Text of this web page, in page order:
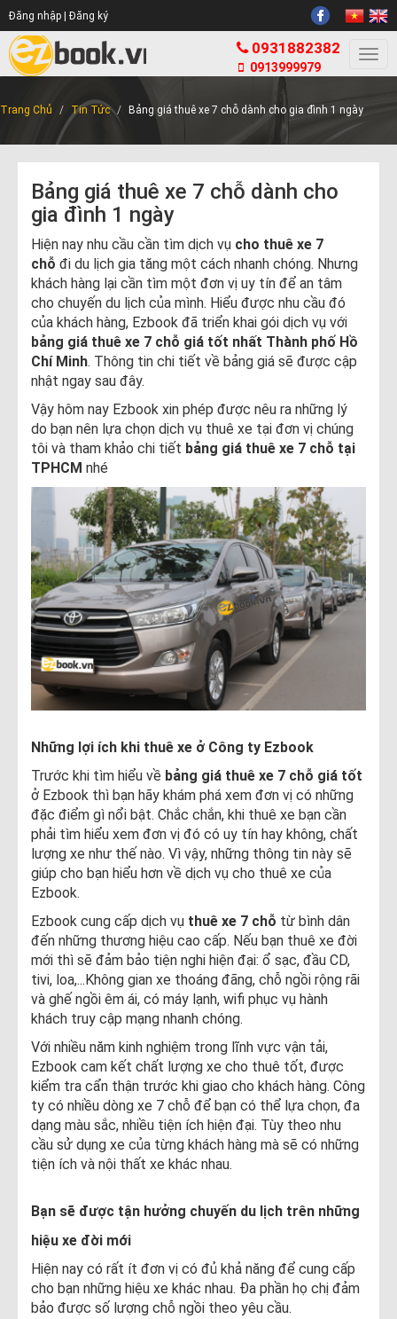
Đăng nhập | Đăng ký
0931882382
0913999979
Trang Chủ Tin Tức Bảng giá thuê xe 7 chỗ dành cho gia đình 1 ngày
Bảng giá thuê xe 7 chỗ dành cho
gia đình 1 ngày
Hiện nay nhu cầu cần tìm dịch vụ cho thuê xe 7
chỗ đi du lịch gia tăng một cách nhanh chóng. Nhưng
khách hàng lại cần tìm một đơn vị uy tín để an tâm
cho chuyến du lịch của mình. Hiểu được nhu cầu đó
của khách hàng, Ezbook đã triển khai gói dịch vụ với
bảng giá thuê xe 7 chỗ giá tốt nhất Thành phố Hồ
Chí Minh. Thông tin chi tiết về bảng giá sẽ được cập
nhật ngay sau đây.
Vậy hôm nay Ezbook xin phép được nêu ra những lý
do bạn nên lựa chọn dịch vụ thuê xe tại đơn vị chúng
tôi và tham khảo chi tiết bảng giá thuê xe 7 chỗ tại
TPHCM nhé
Những lợi ích khi thuê xe ở Công ty Ezbook
Trước khi tìm hiểu về bảng giá thuê xe 7 chỗ giá tốt
ở Ezbook thì bạn hãy khám phá xem đơn vị có những
đặc điểm gì nổi bật. Chắc chắn, khi thuê xe bạn cần
phải tìm hiểu xem đơn vị đó có uy tín hay không, chất
lượng xe như thế nào. Vì vậy, những thông tin này sẽ
giúp cho bạn hiểu hơn về dịch vụ cho thuê xe của
Ezbook.
Ezbook cung cấp dịch vụ thuê xe 7 chỗ từ bình dân
đến những thương hiệu cao cấp. Nếu bạn thuê xe đời
mới thì sẽ đảm bảo tiện nghi hiện đại: ổ sạc, đầu CD,
tivi, loa,...Không gian xe thoáng đãng, chỗ ngồi rộng rãi
và ghế ngồi êm ái, có máy lạnh, wifi phục vụ hành
khách truy cập mạng nhanh chóng.
Với nhiều năm kinh nghiệm trong lĩnh vực vận tải,
Ezbook cam kết chất lượng xe cho thuê tốt, được
kiểm tra cẩn thận trước khi giao cho khách hàng. Công
ty có nhiều dòng xe 7 chỗ để bạn có thể lựa chọn, đa
dạng màu sắc, nhiều tiện ích hiện đại. Tùy theo nhu
cầu sử dụng xe của từng khách hàng mà sẽ có những
tiện ích và nội thất xe khác nhau.
Bạn sẽ được tận hưởng chuyến du lịch trên những
hiệu xe đời mới
Hiện nay có rất ít đơn vị có đủ khả năng để cung cấp
cho bạn những hiệu xe khác nhau. Đa phần họ chị đảm
bảo được số lượng chỗ ngồi theo yêu cầu.